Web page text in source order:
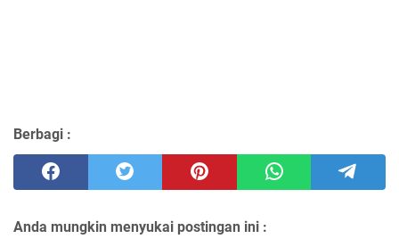
Berbagi :
Anda mungkin menyukai postingan ini :